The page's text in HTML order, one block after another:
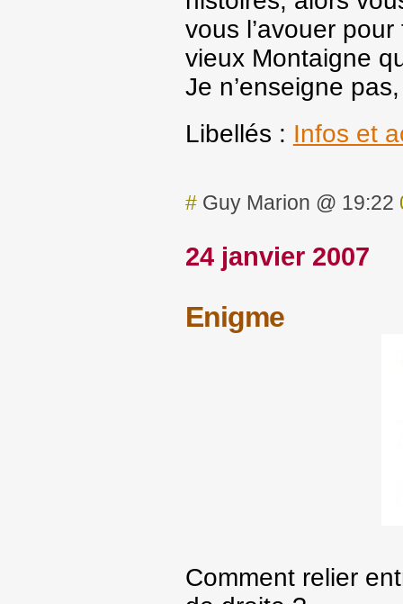
vous l’avouer
vieux Montaigne
Je n’enseigne
Libellés : Infos et
#Guy Marion @ 19:22
24 janvier 2007
Enigme
Comment relier